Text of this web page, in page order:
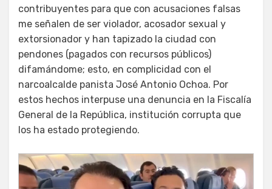
contribuyentes para que con acusaciones falsas
me señalen de ser violador, acosador sexual y
extorsionador y han tapizado la ciudad con
pendones (pagados con recursos públicos)
difamándome; esto, en complicidad con el
narcoalcalde panista José Antonio Ochoa. Por
estos hechos interpuse una denuncia en la Fiscalía
General de la República, institución corrupta que
los ha estado protegiendo.